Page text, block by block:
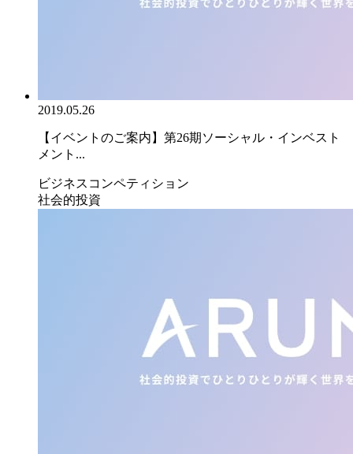
2019.05.26
【イベントのご案内】第26期ソーシャル・インベスト
メント...
ビジネスコンペティション
社会的投資